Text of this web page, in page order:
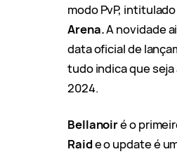
modo PvP, intitulado
Arena.A novidade
data oficial de
tudo indica que seja
2024.
Bellanoiré o
Raide o update é